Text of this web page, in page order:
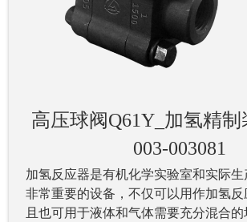
高压球阀Q61Y_加氢精制
003-003081
加氢反应器是有机化学实验室和实际
非常重要的设备，不仅可以用作加氢
且也可用于液体和气体需要充分混合